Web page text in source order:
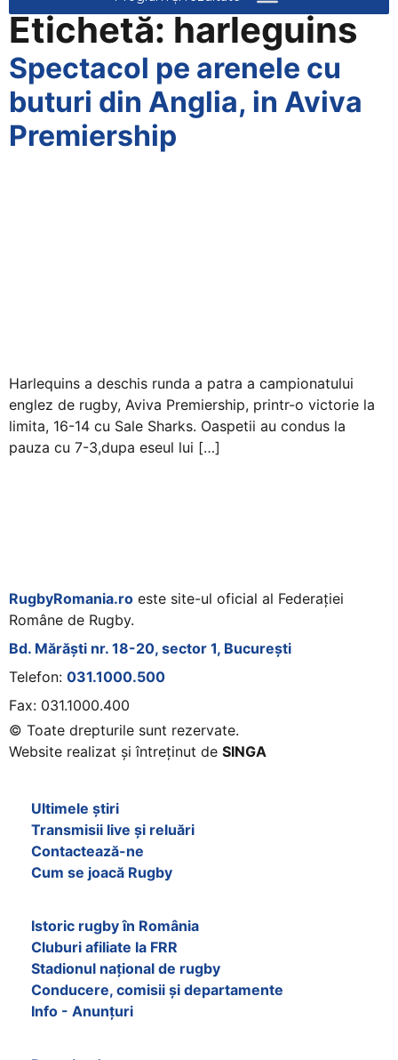
Etichetă: harleguins
Spectacol pe arenele cu
buturi din Anglia, in Aviva
Premiership
Harlequins a deschis runda a patra a campionatului
englez de rugby, Aviva Premiership, printr-o victorie la
limita, 16-14 cu Sale Sharks. Oaspetii au condus la
pauza cu 7-3,dupa eseul lui […]
RugbyRomania.ro este site-ul oficial al Federației
Române de Rugby.
Bd. Mărăști nr. 18-20, sector 1, București
Telefon: 031.1000.500
Fax: 031.1000.400
© Toate drepturile sunt rezervate.
Website realizat și întreținut de SINGA
Ultimele știri
Transmisii live și reluări
Contactează-ne
Cum se joacă Rugby
Istoric rugby în România
Cluburi afiliate la FRR
Stadionul național de rugby
Conducere, comisii și departamente
Info - Anunțuri